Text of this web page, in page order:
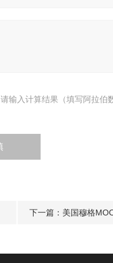
请输入计算结果（填写阿拉伯
下一篇： 美国穆格